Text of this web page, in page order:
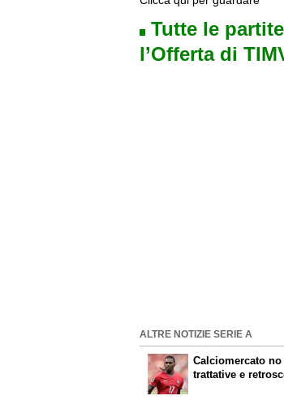
Tutte le
l’Offerta di
ALTRE NOTIZIE SERIE A
Calciomercato no
trattative e